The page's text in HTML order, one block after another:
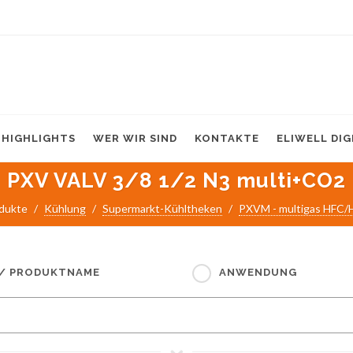
HIGHLIGHTS WER WIR SIND KONTAKTE ELIWELL
PXV VALV 3/8 1/2 N3 multi+CO2
Kühlung Supermarkt-Kühltheken PXVM - multigas
PRODUKTNAME ANWENDUNG